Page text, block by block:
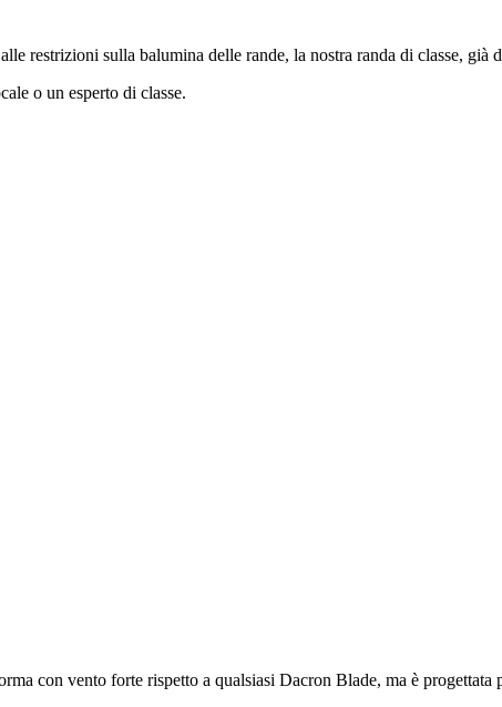
restrizioni sulla balumina delle rande, la nostra randa di classe, già
o un esperto di classe.
con vento forte rispetto a qualsiasi Dacron Blade, ma è progettata